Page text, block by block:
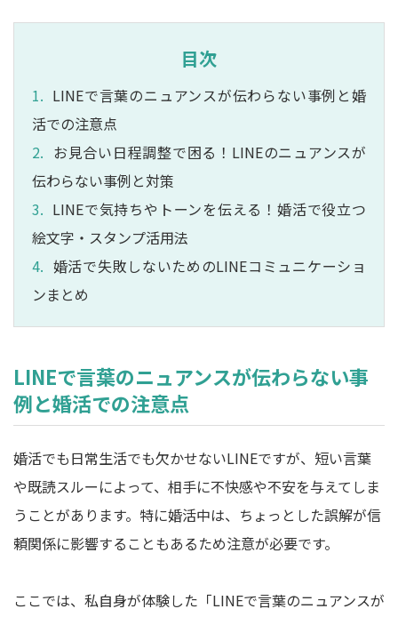
目次
LINEで言葉のニュアンスが伝わらない事例と婚
活での注意点
お見合い日程調整で困る！LINEのニュアンスが
伝わらない事例と対策
LINEで気持ちやトーンを伝える！婚活で役立つ
絵文字・スタンプ活用法
婚活で失敗しないためのLINEコミュニケーショ
ンまとめ
LINEで言葉のニュアンスが伝わらない事
例と婚活での注意点
婚活でも日常生活でも欠かせないLINEですが、短い言葉
や既読スルーによって、相手に不快感や不安を与えてしま
うことがあります。特に婚活中は、ちょっとした誤解が信
頼関係に影響することもあるため注意が必要です。
ここでは、私自身が体験した「LINEで言葉のニュアンスが